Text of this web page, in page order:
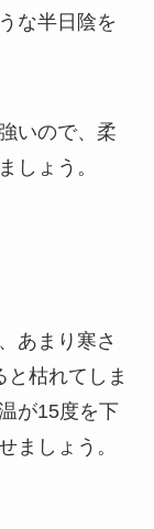
な半日陰を
いので、柔
しょう。
あまり寒さ
枯れてしま
が15度を下
ましょう 。